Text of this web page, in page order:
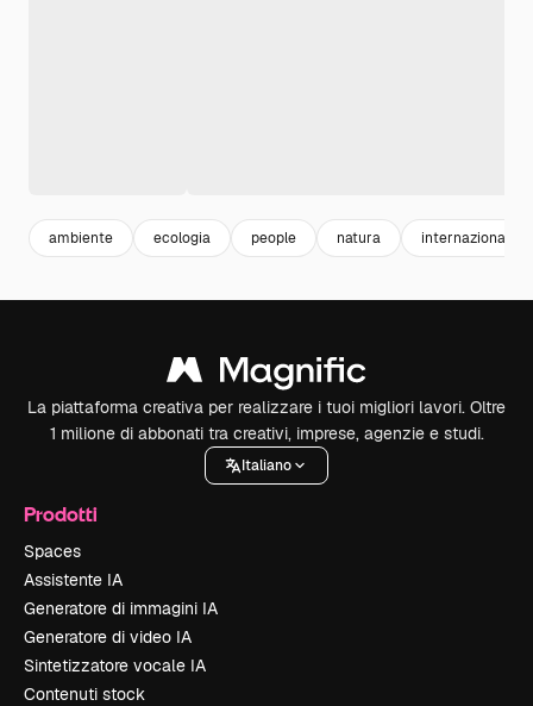
ambiente ecologia people natura internazionale
La piattaforma creativa per realizzare i tuoi migliori lavori. Oltre
1 milione di abbonati tra creativi, imprese, agenzie e studi.
Italiano
Prodotti
Spaces
Assistente IA
Generatore di immagini IA
Generatore di video IA
Sintetizzatore vocale IA
Contenuti stock